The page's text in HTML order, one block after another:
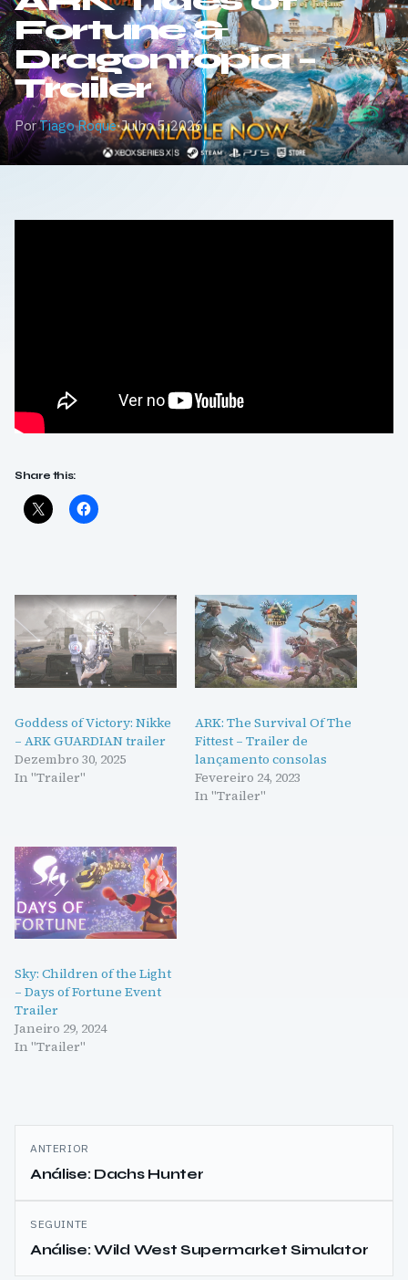
Fortune &
Dragontopia –
Trailer
PorTiago Roque·Julho 5, 2026
Share this:
Goddess of Victory: Nikke
– ARK GUARDIAN trailer
Dezembro 30, 2025
In "Trailer"
ARK: The Survival Of The
Fittest – Trailer de
lançamento consolas
Fevereiro 24, 2023
In "Trailer"
Sky: Children of the Light
– Days of Fortune Event
Trailer
Janeiro 29, 2024
In "Trailer"
Navegação
de
artigos
ANTERIOR
Análise: Dachs Hunter
SEGUINTE
Análise: Wild West Supermarket Simulator